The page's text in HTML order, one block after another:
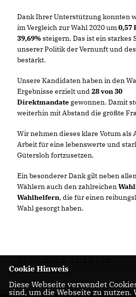
Dank Ihrer Unterstützung konnten
im Vergleich zur Wahl 2020 um0,57
39,69%steigern. Das ist ein starkes
unserer Politik der Vernunft und
bestärkt.
Unsere Kandidaten haben in den
Ergebnisse erzielt und 28 von 30
Direktmandate gewonnen. Damit
weiterhin mit Abstand die größte
Wir nehmen dieses klare Votum als
Arbeit für eine lebenswerte und
Gütersloh fortzusetzen.
Ein besonderer Dank gilt neben
Wählern auch den zahlreichen
Wahlhelfern, die für einen
Wahl gesorgt haben.
Cookie Hinweis
Diese Webseite verwendet
sind, um die Webseite zu nutzen.